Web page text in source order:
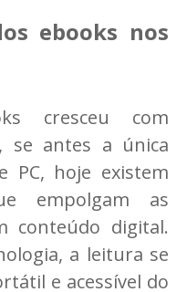
ebooks nos
cresceu com
se antes a única
PC, hoje existem
empolgam as
conteúdo digital.
a leitura se
e acessível do